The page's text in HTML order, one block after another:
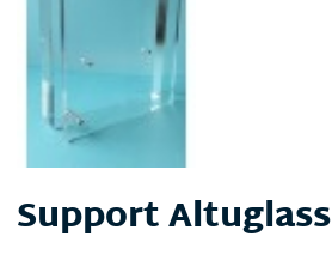
Support Altuglass